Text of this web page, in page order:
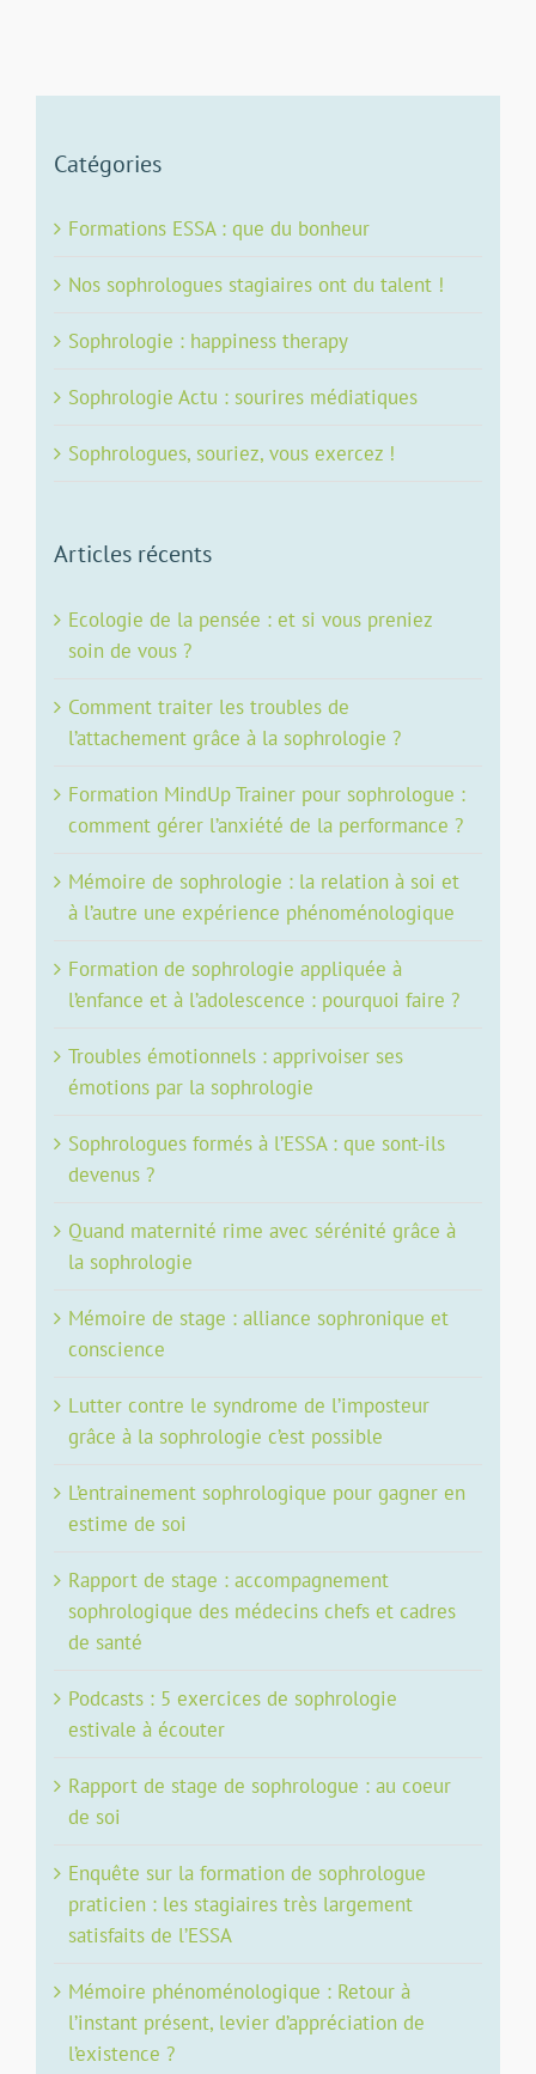
Catégories
Formations ESSA : que du bonheur
Nos sophrologues stagiaires ont du talent !
Sophrologie : happiness therapy
Sophrologie Actu : sourires médiatiques
Sophrologues, souriez, vous exercez !
Articles récents
Ecologie de la pensée : et si vous preniez
soin de vous ?
Comment traiter les troubles de
l’attachement grâce à la sophrologie ?
Formation MindUp Trainer pour sophrologue :
comment gérer l’anxiété de la performance ?
Mémoire de sophrologie : la relation à soi et
à l’autre une expérience phénoménologique
Formation de sophrologie appliquée à
l’enfance et à l’adolescence : pourquoi faire ?
Troubles émotionnels : apprivoiser ses
émotions par la sophrologie
Sophrologues formés à l’ESSA : que sont-ils
devenus ?
Quand maternité rime avec sérénité grâce à
la sophrologie
Mémoire de stage : alliance sophronique et
conscience
Lutter contre le syndrome de l’imposteur
grâce à la sophrologie c’est possible
L’entrainement sophrologique pour gagner en
estime de soi
Rapport de stage : accompagnement
sophrologique des médecins chefs et cadres
de santé
Podcasts : 5 exercices de sophrologie
estivale à écouter
Rapport de stage de sophrologue : au coeur
de soi
Enquête sur la formation de sophrologue
praticien : les stagiaires très largement
satisfaits de l’ESSA
Mémoire phénoménologique : Retour à
l’instant présent, levier d’appréciation de
l’existence ?